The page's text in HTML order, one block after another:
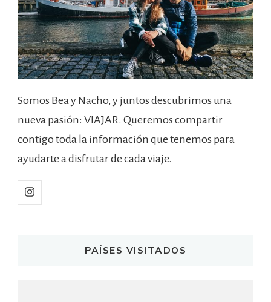
Somos Bea y Nacho, y juntos descubrimos una
nueva pasión: VIAJAR. Queremos compartir
contigo toda la información que tenemos para
ayudarte a disfrutar de cada viaje.
PAÍSES VISITADOS